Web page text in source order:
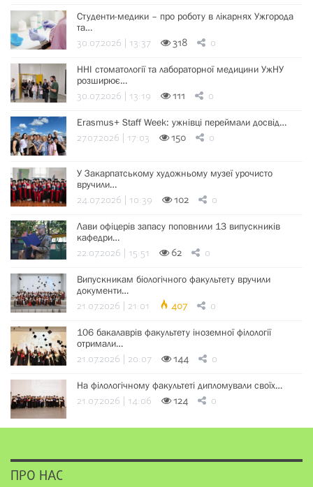
Студенти-медики – про роботу в лікарнях Ужгорода
та…
30.07.2026 | 13:37 318 0
ННІ стоматології та лабораторної медицини УжНУ
розширює…
30.07.2026 | 13:19 111 0
Erasmus+ Staff Week: ужнівці переймали досвід…
27.07.2026 | 17:03 150 0
У Закарпатському художньому музеї урочисто
вручили…
24.07.2026 | 10:39 102 0
Лави офіцерів запасу поповнили 13 випускників
кафедри…
22.07.2026 | 15:51 62 0
Випускникам біологічного факультету вручили
документи…
21.07.2026 | 21:01 407 0
106 бакалаврів факультету іноземної філології
отримали…
21.07.2026 | 20:07 144 0
На філологічному факультеті дипломували своїх…
21.07.2026 | 14:06 124 0
ПРО НАС